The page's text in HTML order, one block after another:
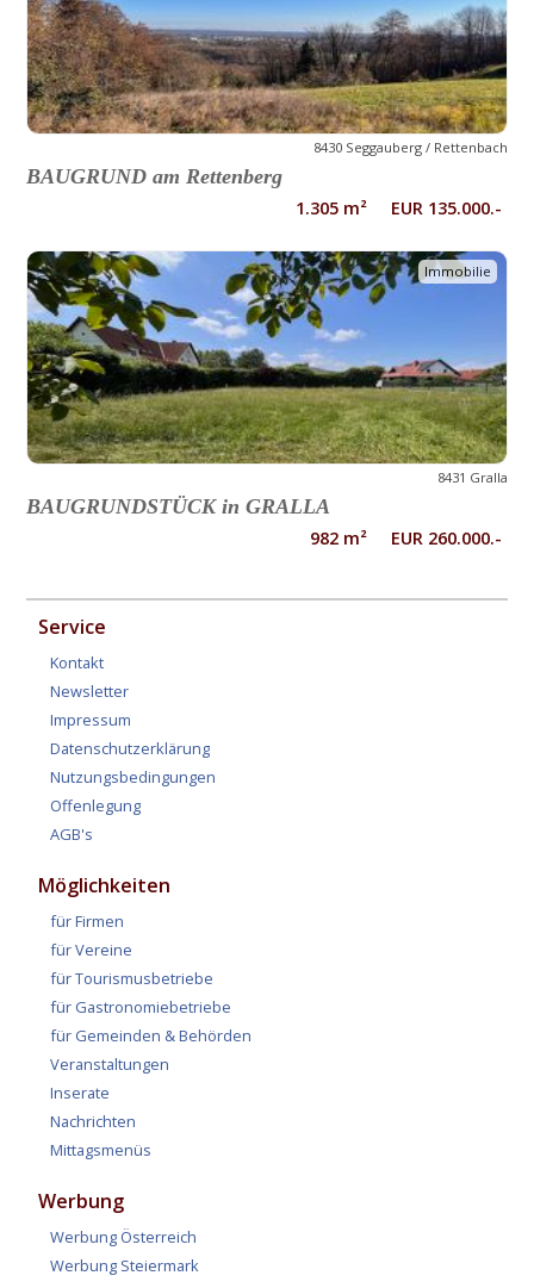
8430 Seggauberg / Rettenbach
BAUGRUND am Rettenberg
1.305 m² EUR 135.000.-
Immobilie
8431 Gralla
BAUGRUNDSTÜCK in GRALLA
982 m² EUR 260.000.-
Service
Kontakt
Newsletter
Impressum
Datenschutzerklärung
Nutzungsbedingungen
Offenlegung
AGB's
Möglichkeiten
für Firmen
für Vereine
für Tourismusbetriebe
für Gastronomiebetriebe
für Gemeinden & Behörden
Veranstaltungen
Inserate
Nachrichten
Mittagsmenüs
Werbung
Werbung Österreich
Werbung Steiermark